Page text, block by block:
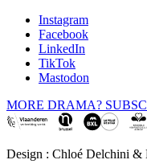
Instagram
Facebook
LinkedIn
TikTok
Mastodon
MORE DRAMA?
Design : Chloé Delchini &